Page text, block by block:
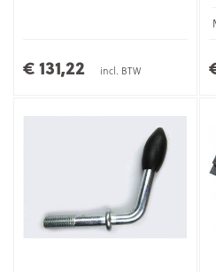
€ 131,22 incl. BTW